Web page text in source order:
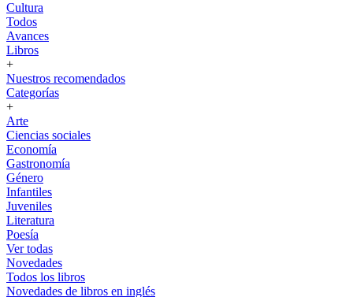
Cultura
Todos
Avances
Libros
+
Nuestros recomendados
Categorías
+
Arte
Ciencias sociales
Economía
Gastronomía
Género
Infantiles
Juveniles
Literatura
Poesía
Ver todas
Novedades
Todos los libros
Novedades de libros en inglés